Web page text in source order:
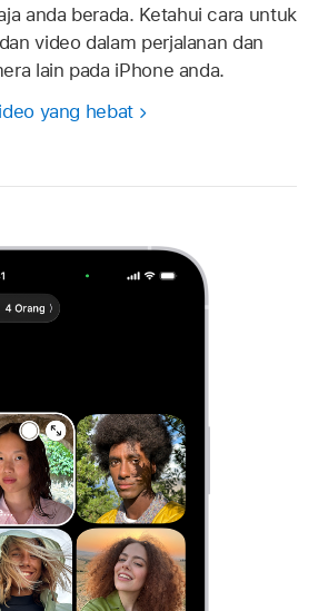
anda berada. Ketahui cara untuk
video dalam perjalanan dan
lain pada iPhone anda.
yang hebat